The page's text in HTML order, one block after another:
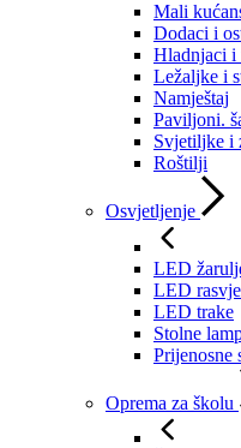
Mali
Dodaci i
Hladnjaci i
Ležaljke i
Namještaj
Paviljoni.
Svjetiljke i
Roštilji
Osvjetljenje
LED
LED
LED trake
Stolne
Prijenosne
Oprema za školu